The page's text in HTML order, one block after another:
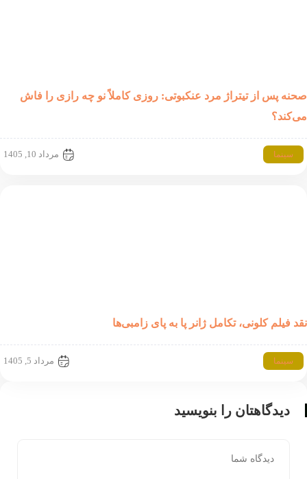
پس از تیتراژ مرد عنکبوتی: روزی کاملاً نو چه رازی را فاش
مرداد 10, 1405
کلونی، تکامل ژانر پا به پای زامبی‌ها
مرداد 5, 1405
را بنویسید